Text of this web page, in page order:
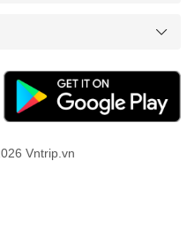
Vntrip.vn